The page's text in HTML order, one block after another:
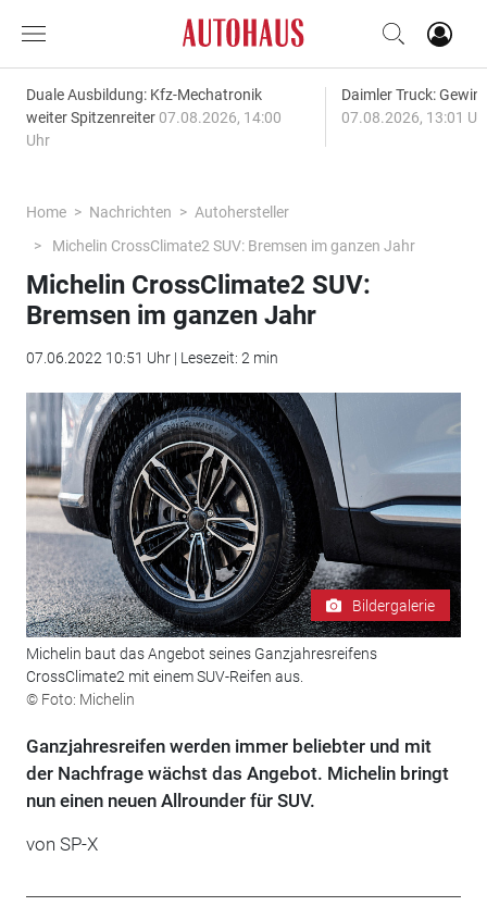
Duale Ausbildung: Kfz-Mechatronik
weiter Spitzenreiter 07.08.2026, 14:00
Uhr
Daimler Truck:
07.08.2026, 13:01
Home Nachrichten
Autohersteller
Michelin CrossClimate2 SUV: Bremsen im ganzen Jahr
Michelin CrossClimate2 SUV:
Bremsen im ganzen Jahr
07.06.2022 10:51 Uhr | Lesezeit: 2 min
Bildergalerie
Michelin baut das Angebot seines Ganzjahresreifens
CrossClimate2 mit einem SUV-Reifen aus.
© Foto: Michelin
Ganzjahresreifen werden immer beliebter und mit
der Nachfrage wächst das Angebot. Michelin bringt
nun einen neuen Allrounder für SUV.
von SP-X